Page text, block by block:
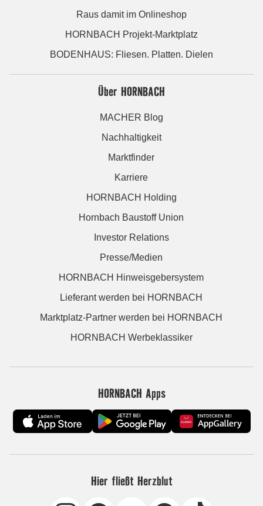
Raus damit im Onlineshop
HORNBACH Projekt-Marktplatz
BODENHAUS: Fliesen. Platten. Dielen
Über HORNBACH
MACHER Blog
Nachhaltigkeit
Marktfinder
Karriere
HORNBACH Holding
Hornbach Baustoff Union
Investor Relations
Presse/Medien
HORNBACH Hinweisgebersystem
Lieferant werden bei HORNBACH
Marktplatz-Partner werden bei HORNBACH
HORNBACH Werbeklassiker
HORNBACH Apps
Hier fließt Herzblut